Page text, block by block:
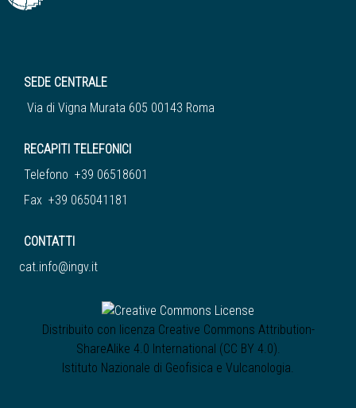
SEDE CENTRALE
Via di Vigna Murata 605 00143 Roma
RECAPITI TELEFONICI
Telefono +39 06518601
Fax +39 065041181
CONTATTI
cat.info@ingv.it
Distribuito con licenza Creative Commons Attribution-
ShareAlike 4.0 International (CC BY 4.0)
Istituto Nazionale di Geofisica e Vulcanologia